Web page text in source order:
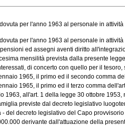
per l'anno 1963 al personale in
per l'anno 1963 al personale in
ed assegni aventi diritto
mensilità prevista dalla presente legge
di concerto con quello per il
1965, il primo ed il secondo comma
1965, il primo ed il terzo comma
all'art. 1 della legge 30 ottobre 1953,
previste dal decreto legislativo
del decreto legislativo del Capo
derivante dall'attuazione della